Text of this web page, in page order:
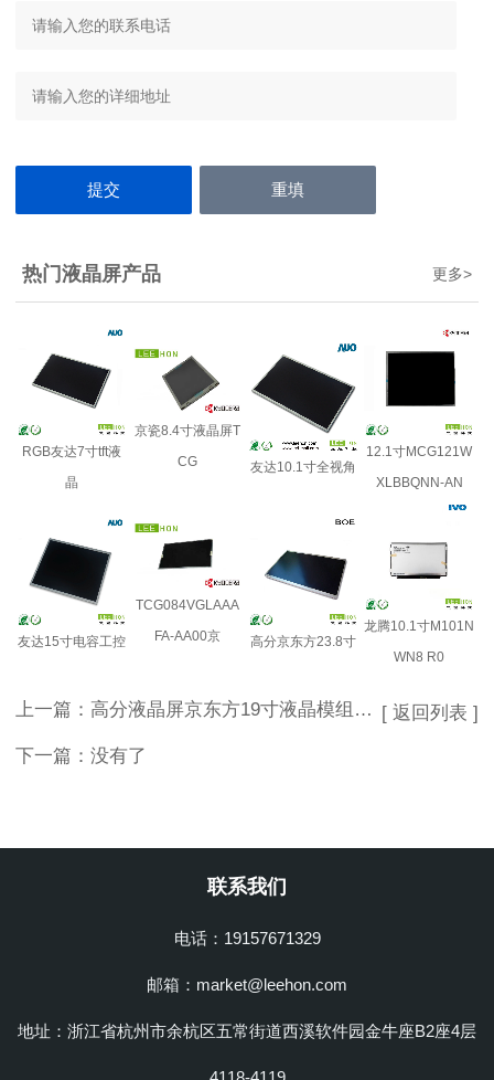
更多>
热门液晶屏产品
RGB友达7寸tft液
晶
京瓷8.4寸液晶屏T
CG
友达10.1寸全视角
12.1寸MCG121W
XLBBQNN-AN
友达15寸电容工控
TCG084VGLAAA
FA-AA00京
高分京东方23.8寸
龙腾10.1寸M101N
WN8 R0
上一篇： 高分液晶屏京东方19寸液晶模组MV190E0M-N10
下一篇：没有了
[ 返回列表 ]
联系我们
电话：19157671329
邮箱：market@leehon.com
地址：浙江省杭州市余杭区五常街道西溪软件园金牛座B2座4层